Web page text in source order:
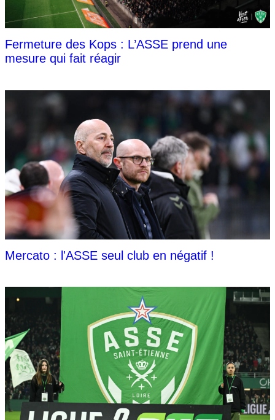
Fermeture des Kops : L’ASSE prend une
mesure qui fait réagir
Mercato : l'ASSE seul club en négatif !